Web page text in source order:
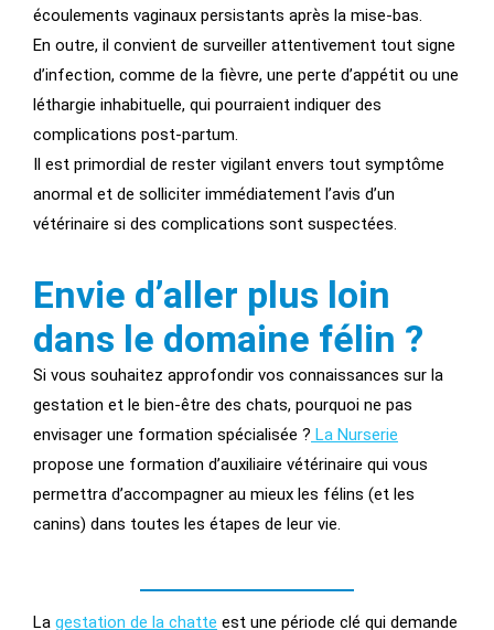
écoulements vaginaux persistants après la mise-bas.
En outre, il convient de surveiller attentivement tout signe
d’infection, comme de la fièvre, une perte d’appétit ou une
léthargie inhabituelle, qui pourraient indiquer des
complications post-partum.
Il est primordial de rester vigilant envers tout symptôme
anormal et de solliciter immédiatement l’avis d’un
vétérinaire si des complications sont suspectées.
Envie d’aller plus loin
dans le domaine félin ?
Si vous souhaitez approfondir vos connaissances sur la
gestation et le bien-être des chats, pourquoi ne pas
envisager une formation spécialisée ? La Nurserie
propose une formation d’auxiliaire vétérinaire qui vous
permettra d’accompagner au mieux les félins (et les
canins) dans toutes les étapes de leur vie.
La gestation de la chatte est une période clé qui demande